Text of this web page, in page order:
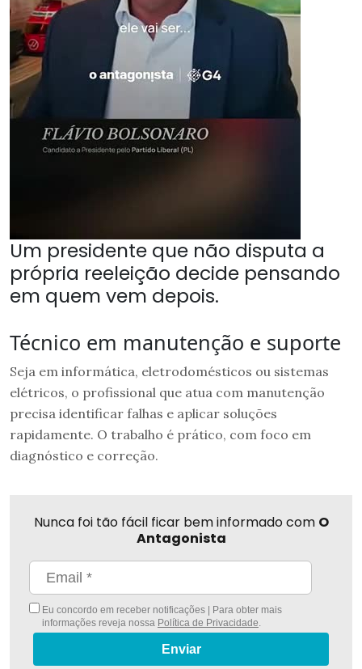
Um presidente que não disputa a
própria reeleição decide pensando
em quem vem depois.
Técnico em manutenção e suporte
Seja em informática, eletrodomésticos ou sistemas
elétricos, o profissional que atua com manutenção
precisa identificar falhas e aplicar soluções
rapidamente. O trabalho é prático, com foco em
diagnóstico e correção.
Nunca foi tão fácil ficar bem informado com O
Antagonista
Eu concordo em receber notificações | Para obter mais
informações reveja nossa Política de Privacidade.
Enviar